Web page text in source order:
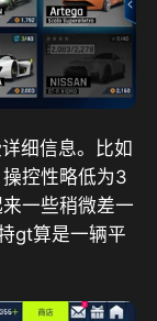
细信息。比如
控性略低为3
一些稍微差一
gt算是一辆平